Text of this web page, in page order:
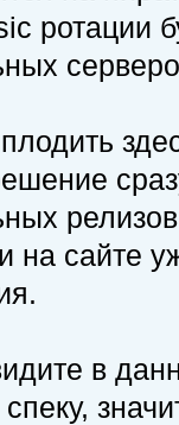
ротации
на сайте
в
спеку,